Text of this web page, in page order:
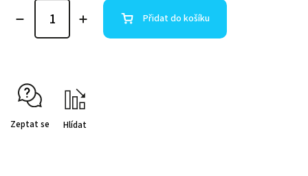
Přidat do košíku
Zeptat se Hlídat